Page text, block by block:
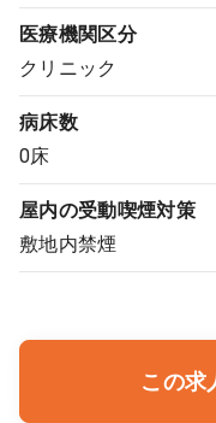
クリニック開業
DtoDとは
お問合せ
採用をお考えの医療機関の
医療機関区分
クリニック
病床数
0床
屋内の受動喫煙対策
敷地内禁煙
この求